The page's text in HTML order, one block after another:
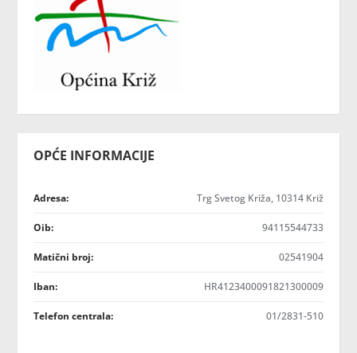
OPĆE INFORMACIJE
Adresa: Trg Svetog Križa, 10314 Križ
Oib: 94115544733
Matični broj: 02541904
Iban: HR4123400091821300009
Telefon centrala: 01/2831-510